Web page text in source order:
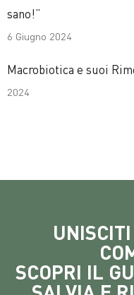
sano!”
6 Giugno 2024
Macrobiotica e suoi
2024
SCOPRI IL